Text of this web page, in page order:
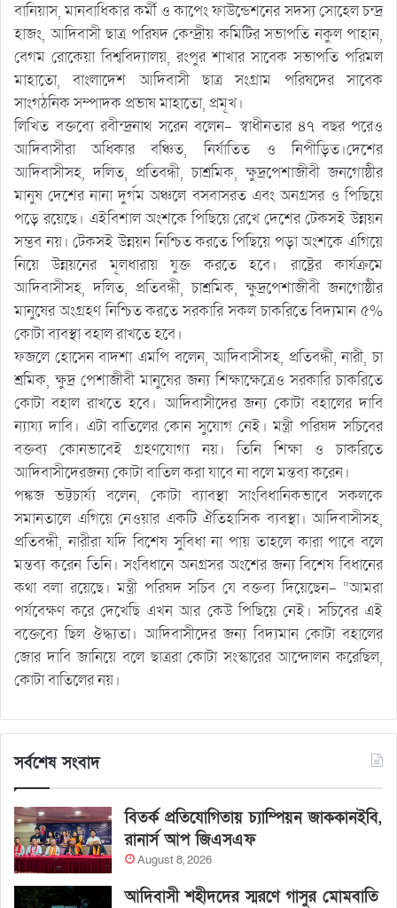
বানিয়াস, মানবাধিকার কর্মী ও কাপেং ফাউন্ডেশনের সদস্য সোহেল চন্দ্র
হাজং, আদিবাসী ছাত্র পরিষদ কেন্দ্রীয় কমিটির সভাপতি নকুল পাহান,
বেগম রোকেয়া বিশ্ববিদ্যালয়, রংপুর শাখার সাবেক সভাপতি পরিমল
মাহাতো, বাংলাদেশ আদিবাসী ছাত্র সংগ্রাম পরিষদের সাবেক
সাংগঠনিক সম্পাদক প্রভাষ মাহাতো, প্রমূখ।
লিখিত বক্তব্যে রবীন্দ্রনাথ সরেন বলেন- স্বাধীনতার ৪৭ বছর পরেও
আদিবাসীরা অধিকার বঞ্চিত, নির্যাতিত ও নিপীড়িত।দেশের
আদিবাসীসহ, দলিত, প্রতিবন্ধী, চাশ্রমিক, ক্ষুদ্রপেশাজীবী জনগোষ্ঠীর
মানুষ দেশের নানা দুর্গম অঞ্চলে বসবাসরত এবং অনগ্রসর ও পিছিয়ে
পড়ে রয়েছে। এইবিশাল অংশকে পিছিয়ে রেখে দেশের টেকসই উন্নয়ন
সম্ভব নয়। টেকসই উন্নয়ন নিশ্চিত করতে পিছিয়ে পড়া অংশকে এগিয়ে
নিয়ে উন্নয়নের মূলধারায় যুক্ত করতে হবে। রাষ্ট্রের কার্যক্রমে
আদিবাসীসহ, দলিত, প্রতিবন্ধী, চাশ্রমিক, ক্ষুদ্রপেশাজীবী জনগোষ্ঠীর
মানুষের অংগ্রহণ নিশ্চিত করতে সরকারি সকল চাকরিতে বিদ্যমান ৫%
কোটা ব্যবস্থা বহাল রাখতে হবে।
ফজলে হোসেন বাদশা এমপি বলেন, আদিবাসীসহ, প্রতিবন্ধী, নারী, চা
শ্রমিক, ক্ষুদ্র পেশাজীবী মানুষের জন্য শিক্ষাক্ষেত্রেও সরকারি চাকরিতে
কোটা বহাল রাখতে হবে। আদিবাসীদের জন্য কোটা বহালের দাবি
ন্যায্য দাবি। এটা বাতিলের কোন সুযোগ নেই। মন্ত্রী পরিষদ সচিবের
বক্তব্য কোনভাবেই গ্রহণযোগ্য নয়। তিনি শিক্ষা ও চাকরিতে
আদিবাসীদেরজন্য কোটা বাতিল করা যাবে না বলে মন্তব্য করেন।
পঙ্কজ ভট্টচার্য্য বলেন, কোটা ব্যাবস্থা সাংবিধানিকভাবে সকলকে
সমানতালে এগিয়ে নেওয়ার একটি ঐতিহাসিক ব্যবস্থা। আদিবাসীসহ,
প্রতিবন্ধী, নারীরা যদি বিশেষ সুবিধা না পায় তাহলে কারা পাবে বলে
মন্তব্য করেন তিনি। সংবিধানে অনগ্রসর অংশের জন্য বিশেষ বিধানের
কথা বলা রয়েছে। মন্ত্রী পরিষদ সচিব যে বক্তব্য দিয়েছেন- “আমরা
পর্যবেক্ষণ করে দেখেছি এখন আর কেউ পিছিয়ে নেই। সচিবের এই
বক্তেব্যে ছিল ঔদ্ধ্যতা। আদিবাসীদের জন্য বিদ্যমান কোটা বহালের
জোর দাবি জানিয়ে বলে ছাত্ররা কোটা সংস্কারের আন্দোলন করেছিল,
কোটা বাতিলের নয়।
সর্বশেষ সংবাদ
বিতর্ক প্রতিযোগিতায় চ্যাম্পিয়ন জাককানইবি,
রানার্স আপ জিএসএফ
August 8, 2026
আদিবাসী শহীদদের স্মরণে গাসুর মোমবাতি